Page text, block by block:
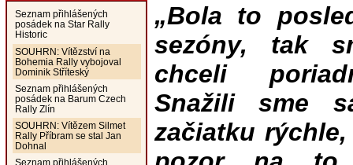
Seznam přihlášených
posádek na Star Rally
Historic
SOUHRN: Vítězství na
Bohemia Rally vybojoval
Dominik Stříteský
Seznam přihlášených
posádek na Barum Czech
Rally Zlín
SOUHRN: Vítězem Silmet
Rally Příbram se stal Jan
Dohnal
Seznam přihlášených
„Bola to
sezóny, tak
chceli
Snažili sme
začiatku